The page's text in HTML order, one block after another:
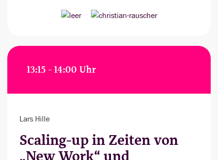
13:15 - 14:00 Uhr
Lars Hille
Scaling-up in Zeiten von
„New Work“ und